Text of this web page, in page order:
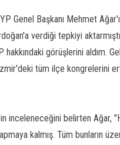
Genel Başkanı Mehmet
verdiği tepkiyi
hakkındaki görüşlerini aldım.
tüm ilçe kongrelerini
inceleneceğini belirten Ağar,
kalmış. Tüm bunların